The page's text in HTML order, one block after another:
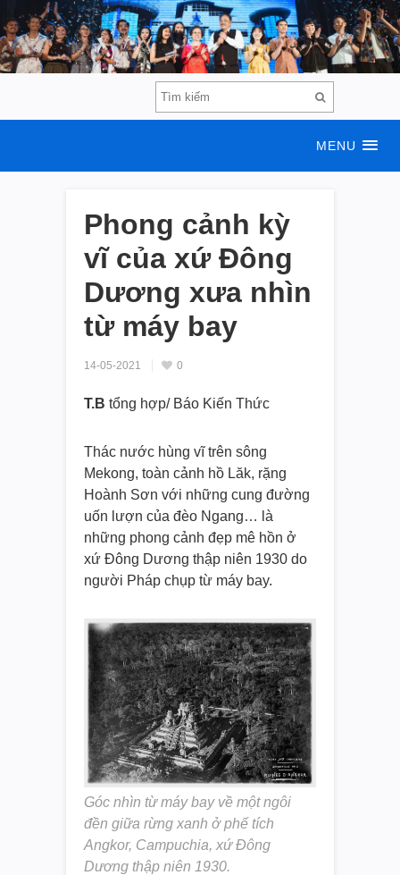
MENU
Phong cảnh kỳ
vĩ của xứ Đông
Dương xưa nhìn
từ máy bay
14-05-2021 0
T.B tổng hợp/ Báo Kiến Thức
Thác nước hùng vĩ trên sông
Mekong, toàn cảnh hồ Lăk, rặng
Hoành Sơn với những cung đường
uốn lượn của đèo Ngang… là
những phong cảnh đẹp mê hồn ở
xứ Đông Dương thập niên 1930 do
người Pháp chụp từ máy bay.
Góc nhìn từ máy bay về một ngôi
đền giữa rừng xanh ở phế tích
Angkor, Campuchia, xứ Đông
Dương thập niên 1930.